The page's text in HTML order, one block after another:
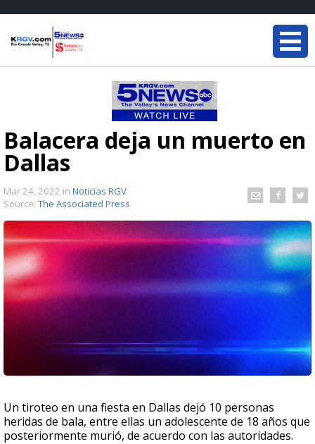
Balacera deja un muerto en
Dallas
Mar 24, 2022 in Noticias RGV
Source: The Associated Press
Un tiroteo en una fiesta en Dallas dejó 10 personas
heridas de bala, entre ellas un adolescente de 18 años que
posteriormente murió, de acuerdo con las autoridades.